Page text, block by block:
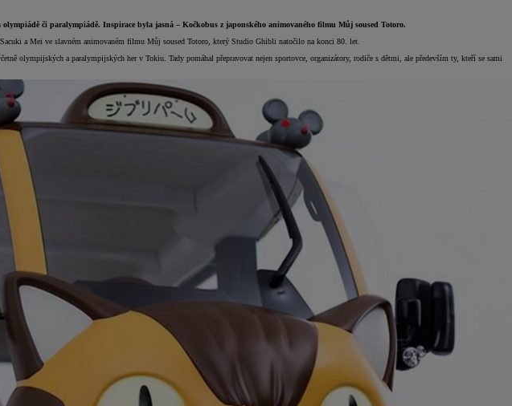
či paralympiádě. Inspirace byla jasná – Kočkobus z japonského animovaného filmu Můj soused Totoro.
a Mei ve slavném animovaném filmu Můj soused Totoro, který Studio Ghibli natočilo na konci 80. let.
olympijských a paralympijských her v Tokiu. Tady pomáhal přepravovat nejen sportovce, organizátory, rodiče s dětmi, ale především ty, kteří se sami